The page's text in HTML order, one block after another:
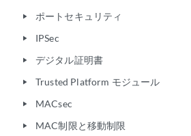
play_arrow ポートセキュリティ
play_arrow IPSec
play_arrow デジタル証明書
play_arrow Trusted Platform モジュール
play_arrow MACsec
play_arrow MAC制限と移動制限